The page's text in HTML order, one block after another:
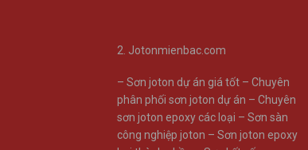
2. Jotonmienbac.com
– Sơn joton dự án giá tốt – Chuyên
phân phối sơn joton dự án – Chuyên
sơn joton epoxy các loại – Sơn sàn
công nghiệp joton – Sơn joton epoxy